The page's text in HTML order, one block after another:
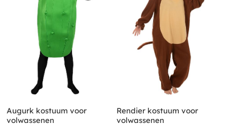
Augurk kostuum voor
volwassenen
Rendier kostuum voor
volwassenen